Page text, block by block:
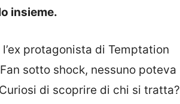
insieme.
protagonista di Temptation
sotto shock, nessuno poteva
di scoprire di chi si tratta?